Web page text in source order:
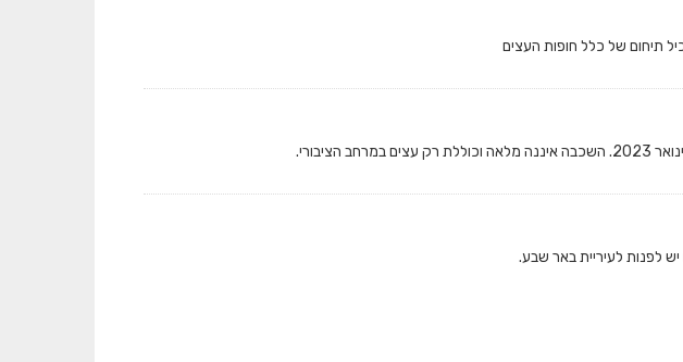
תיחום של כלל חופות העצים
לפנות לעיריית באר שבע.